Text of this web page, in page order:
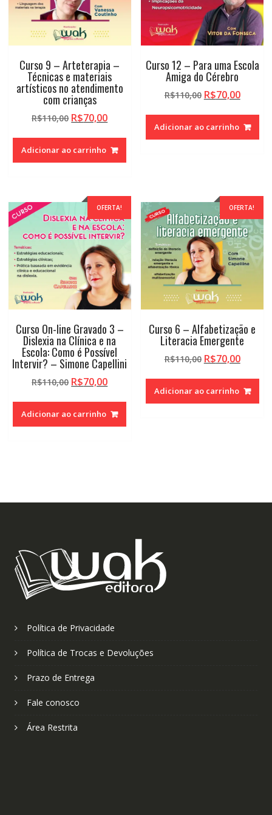
Curso 9 – Arteterapia –
Técnicas e materiais
artísticos no atendimento
com crianças
R$110,00 O
original
era:
R$70,00O
atual
é:
Adicionar ao carrinho
Curso 12 – Para uma Escola
Amiga do Cérebro
R$110,00 O
original
era:
R$70,00O
atual
é:
Adicionar ao carrinho
OFERTA!
Curso On-line Gravado 3 –
Dislexia na Clínica e na
Escola: Como é Possível
Intervir? – Simone Capellini
R$110,00 O
original
era:
R$70,00O
atual
é:
Adicionar ao carrinho
OFERTA!
Curso 6 – Alfabetização e
Literacia Emergente
R$110,00 O
original
era:
R$70,00O
atual
é:
Adicionar ao carrinho
Política de Privacidade
Política de Trocas e Devoluções
Prazo de Entrega
Fale conosco
Área Restrita